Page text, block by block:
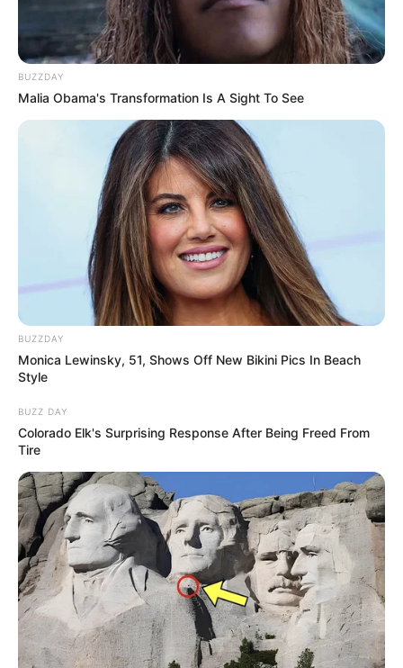
BUZZDAY
Malia Obama's Transformation Is A Sight To See
BUZZDAY
Monica Lewinsky, 51, Shows Off New Bikini Pics In Beach
Style
BUZZ DAY
Colorado Elk's Surprising Response After Being Freed From
Tire